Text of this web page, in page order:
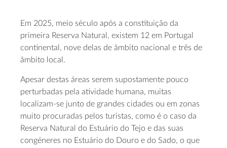
Em 2025, meio século após a constituição da
primeira Reserva Natural, existem 12 em Portugal
continental, nove delas de âmbito nacional e três de
âmbito local.
Apesar destas áreas serem supostamente pouco
perturbadas pela atividade humana, muitas
localizam-se junto de grandes cidades ou em zonas
muito procuradas pelos turistas, como é o caso da
Reserva Natural do Estuário do Tejo e das suas
congéneres no Estuário do Douro e do Sado, o que